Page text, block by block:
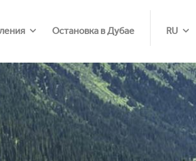
Остановка в Дубае RU